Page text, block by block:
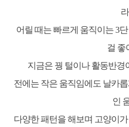
어릴 때는 빠르게 움직이는 3
걸 좋
지금은 꿩 털이나 활동반경
전에는 작은 움직임에도 날카
인
다양한 패턴을 해보며 고양이